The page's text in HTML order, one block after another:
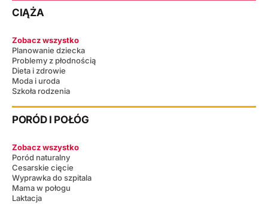
CIĄŻA
Zobacz wszystko
Planowanie dziecka
Problemy z płodnością
Dieta i zdrowie
Moda i uroda
Szkoła rodzenia
PORÓD I POŁÓG
Zobacz wszystko
Poród naturalny
Cesarskie cięcie
Wyprawka do szpitala
Mama w połogu
Laktacja